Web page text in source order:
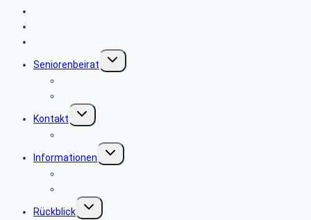
Seniorenbeirat
Untermenü
umschalten
Kontakt
Untermenü
umschalten
Informationen
Untermenü
umschalten
Rückblick
Untermenü
umschalten